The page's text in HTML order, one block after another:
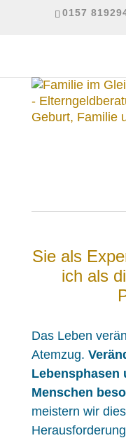
0157
Sie als
ich als
Das Leben
Atemzug.
Lebensphasen
Menschen
meistern wir